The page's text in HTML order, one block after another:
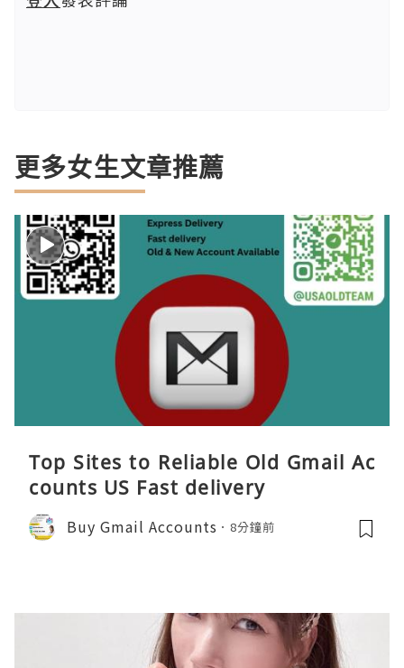
更多女生文章推薦
Top Sites to Reliable Old Gmail Ac
counts US Fast delivery
Buy Gmail Accounts 8分鐘前